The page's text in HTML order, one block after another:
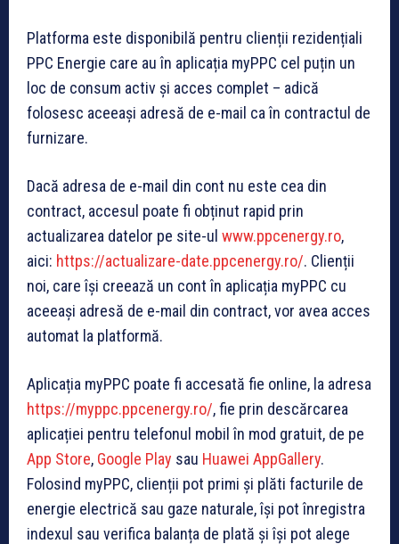
Platforma este disponibilă pentru clienții rezidențiali
PPC Energie care au în aplicația myPPC cel puțin un
loc de consum activ și acces complet – adică
folosesc aceeași adresă de e-mail ca în contractul de
furnizare.
Dacă adresa de e-mail din cont nu este cea din
contract, accesul poate fi obținut rapid prin
actualizarea datelor pe site-ul www.ppcenergy.ro,
aici: https://actualizare-date.ppcenergy.ro/. Clienții
noi, care își creează un cont în aplicația myPPC cu
aceeași adresă de e-mail din contract, vor avea acces
automat la platformă.
Aplicația myPPC poate fi accesată fie online, la adresa
https://myppc.ppcenergy.ro/, fie prin descărcarea
aplicației pentru telefonul mobil în mod gratuit, de pe
App Store, Google Play sau Huawei AppGallery.
Folosind myPPC, clienții pot primi și plăti facturile de
energie electrică sau gaze naturale, își pot înregistra
indexul sau verifica balanța de plată și își pot alege